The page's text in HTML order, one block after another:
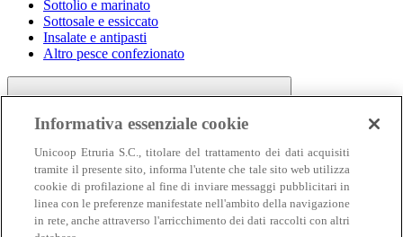
Sottolio e marinato
Sottosale e essiccato
Insalate e antipasti
Altro pesce confezionato
Carne
Carne
Informativa essenziale cookie
Unicoop Etruria S.C., titolare del trattamento dei dati acquisiti
tramite il presente sito, informa l'utente che tale sito web utilizza
cookie di profilazione al fine di inviare messaggi pubblicitari in
linea con le preferenze manifestate nell'ambito della navigazione
in rete, anche attraverso l'arricchimento dei dati raccolti con altri